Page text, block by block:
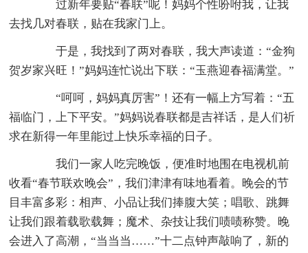
过新年要贴“春联”呢！妈妈个性吩咐我，让我
去找几对春联，贴在我家门上。
于是，我找到了两对春联，我大声读道：“金狗
贺岁家兴旺！”妈妈连忙说出下联：“玉燕迎春福满堂。”
“呵呵，妈妈真厉害”！还有一幅上方写着：“五
福临门，上下平安。”妈妈说春联都是吉祥话，是人们祈
求在新得一年里能过上快乐幸福的日子。
我们一家人吃完晚饭，便准时地围在电视机前
收看“春节联欢晚会”，我们津津有味地看着。晚会的节
目丰富多彩：相声、小品让我们捧腹大笑；唱歌、跳舞
让我们跟着载歌载舞；魔术、杂技让我们啧啧称赞。晚
会进入了高潮，“当当当……”十二点钟声敲响了，新的